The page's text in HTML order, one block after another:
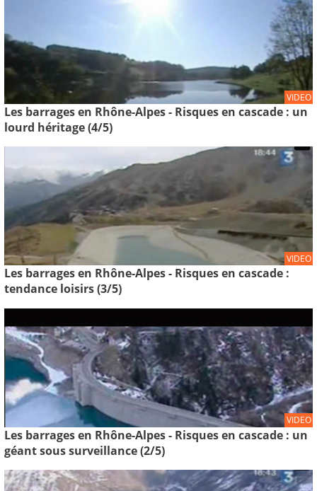
VIDEO
Les barrages en Rhône-Alpes - Risques en cascade : un
lourd héritage (4/5)
VIDEO
Les barrages en Rhône-Alpes - Risques en cascade :
tendance loisirs (3/5)
VIDEO
Les barrages en Rhône-Alpes - Risques en cascade : un
géant sous surveillance (2/5)